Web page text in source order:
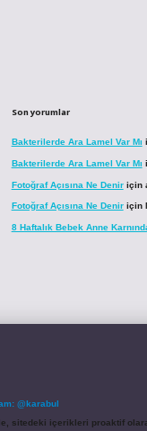
Son yorumlar
Bakterilerde Ara Lamel Var Mı
Bakterilerde Ara Lamel Var Mı
Fotoğraf Açısına Ne Deniriçin
Fotoğraf Açısına Ne Deniriçin
8 Haftalık Bebek Anne
@karabul
sitedeki içerikleri proaktif